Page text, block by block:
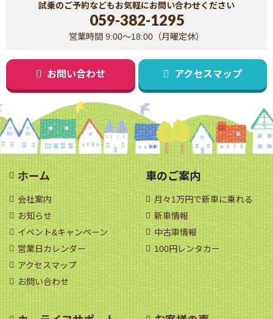
試乗のご予約などもお気軽にお問い合わせください
059-382-1295
営業時間 9:00～18:00（月曜定休）
お問い合わせ アクセスマップ
ホーム
会社案内
お知らせ
イベント&キャンペーン
営業日カレンダー
アクセスマップ
お問い合わせ
車のご案内
月々1万円で新車に乗れる
新車情報
中古車情報
100円レンタカー